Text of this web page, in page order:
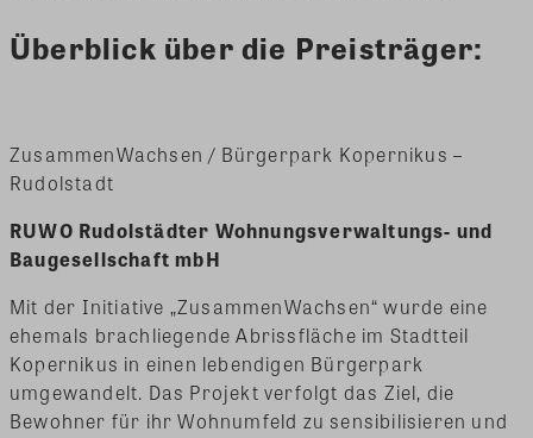
Überblick über die Preisträger:
ZusammenWachsen / Bürgerpark Kopernikus –
Rudolstadt
RUWO Rudolstädter Wohnungsverwaltungs- und
Baugesellschaft mbH
Mit der Initiative „ZusammenWachsen“ wurde eine
ehemals brachliegende Abrissfläche im Stadtteil
Kopernikus in einen lebendigen Bürgerpark
umgewandelt. Das Projekt verfolgt das Ziel, die
Bewohner für ihr Wohnumfeld zu sensibilisieren und